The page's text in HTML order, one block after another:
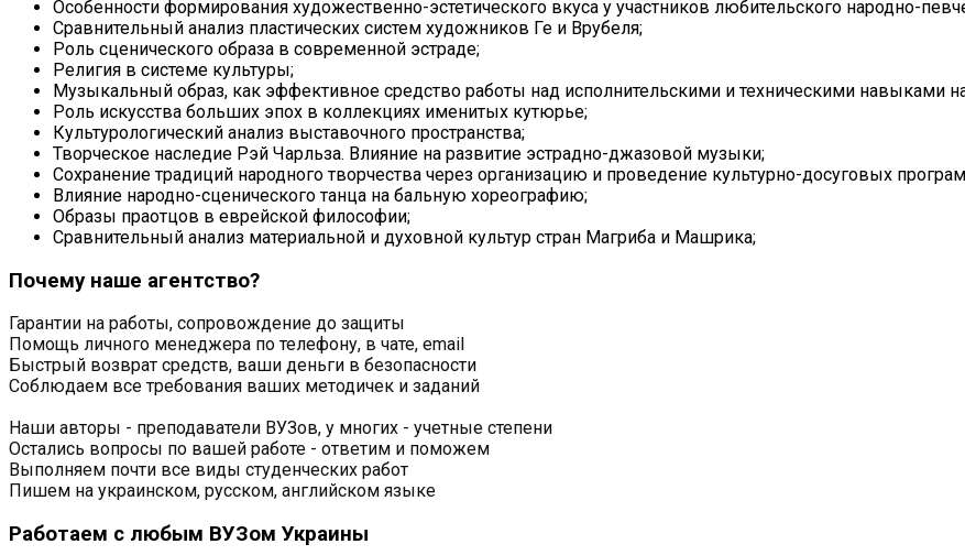
Особенности формирования художественно-эстетического вкуса у участников любительского народно-
Сравнительный анализ пластических систем художников Ге и Врубеля;
Роль сценического образа в современной эстраде;
Религия в системе культуры;
Музыкальный образ, как эффективное средство работы над исполнительскими и техническими навыками
Роль искусства больших эпох в коллекциях именитых кутюрье;
Культурологический анализ выставочного пространства;
Творческое наследие Рэй Чарльза. Влияние на развитие эстрадно-джазовой музыки;
Сохранение традиций народного творчества через организацию и проведение культурно-досуговых
Влияние народно-сценического танца на бальную хореографию;
Образы праотцов в еврейской философии;
Сравнительный анализ материальной и духовной культур стран Магриба и Машрика;
Почему наше агентство?
Гарантии на работы, сопровождение до защиты
Помощь личного менеджера по телефону, в чате, email
Быстрый возврат средств, ваши деньги в безопасности
Соблюдаем все требования ваших методичек и заданий
Наши авторы - преподаватели ВУЗов, у многих - учетные степени
Остались вопросы по вашей работе - ответим и поможем
Выполняем почти все виды студенческих работ
Пишем на украинском, русском, английском языке
Работаем с любым ВУЗом Украины